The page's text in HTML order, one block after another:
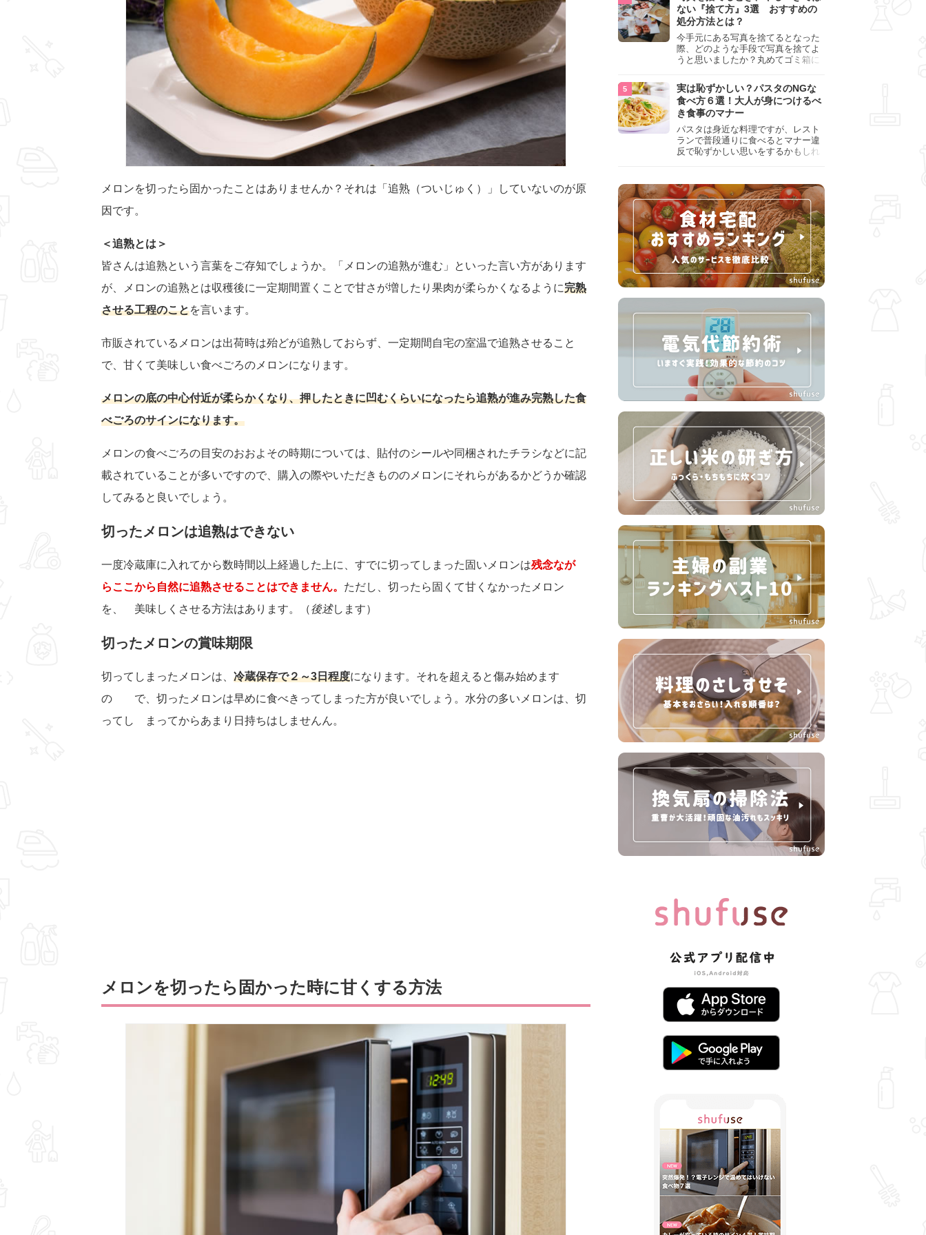
メロンを切ったら固かったことはありませんか？それは「追熟（ついじゅく）」していないのが原
因です。
＜追熟とは＞
皆さんは追熟という言葉をご存知でしょうか。「メロンの追熟が進む」といった言い方があります
が、メロンの追熟とは収穫後に一定期間置くことで甘さが増したり果肉が柔らかくなるように完熟
させる工程のことを言います。
市販されているメロンは出荷時は殆どが追熟しておらず、一定期間自宅の室温で追熟させること
で、甘くて美味しい食べごろのメロンになります。
メロンの底の中心付近が柔らかくなり、押したときに凹むくらいになったら追熟が進み完熟した食
べごろのサインになります。
メロンの食べごろの目安のおおよその時期については、貼付のシールや同梱されたチラシなどに記
載されていることが多いですので、購入の際やいただきもののメロンにそれらがあるかどうか確認
してみると良いでしょう。
切ったメロンは追熟はできない
一度冷蔵庫に入れてから数時間以上経過した上に、すでに切ってしまった固いメロンは残念なが
らここから自然に追熟させることはできません。 ただし、切ったら固くて甘くなかったメロン
を、 美味しくさせる方法はあります。（後述します）
切ったメロンの賞味期限
切ってしまったメロンは、 冷蔵保存で２～3日程度になります。それを超えると傷み始めます
の で、切ったメロンは早めに食べきってしまった方が良いでしょう。水分の多いメロンは、切
ってし まってからあまり日持ちはしませんん。
メロンを切ったら固かった時に甘くする方法
ない『捨て方』3選 おすすめの
処分方法とは？
今手元にある写真を捨てるとなった
際、どのような手段で写真を捨てよ
うと思いましたか？丸めてゴミ箱に
真は個人情報が詰まっているので、
ただ丸めただけの状態で捨ててしま
うのは危険です。写真にすべきでは
ない捨て方をまとめているので、ぜ
ひチェックしておきましょう。
実は恥ずかしい？パスタのNGな
食べ方６選！大人が身につけるべ
き食事のマナー
パスタは身近な料理ですが、レスト
ランで普段通りに食べるとマナー違
反で恥ずかしい思いをするかもしれ
して、正しい食べ方を確認しましょ
う。大人の嗜みとして知っておきた
い新常識を解説します。